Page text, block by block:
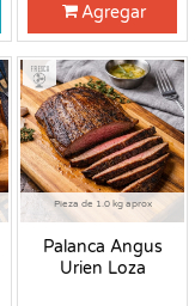
Agregar
Pieza de 1.0 kg aprox
Palanca Angus
Urien Loza
Fresco